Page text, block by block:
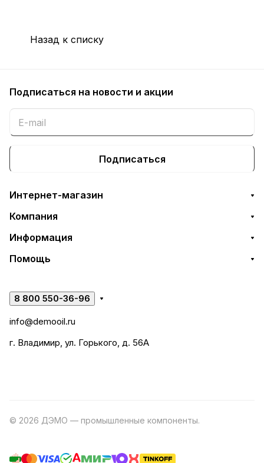
Назад к списку
Подписаться на новости и акции
Подписаться
Интернет-магазин
Компания
Информация
Помощь
8 800 550-36-96
info@demooil.ru
г. Владимир, ул. Горького, д. 56А
© 2026 ДЭМО — промышленные компоненты.